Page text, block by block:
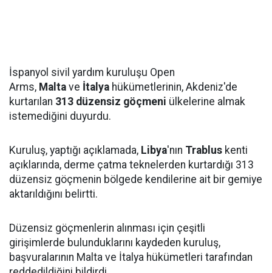
İspanyol sivil yardım kuruluşu Open
Arms, Malta ve İtalya hükümetlerinin, Akdeniz'de
kurtarılan 313 düzensiz göçmeni ülkelerine almak
istemediğini duyurdu.
Kuruluş, yaptığı açıklamada, Libya'nın Trablus kenti
açıklarında, derme çatma teknelerden kurtardığı 313
düzensiz göçmenin bölgede kendilerine ait bir gemiye
aktarıldığını belirtti.
Düzensiz göçmenlerin alınması için çeşitli
girişimlerde bulunduklarını kaydeden kuruluş,
başvuralarının Malta ve İtalya hükümetleri tarafından